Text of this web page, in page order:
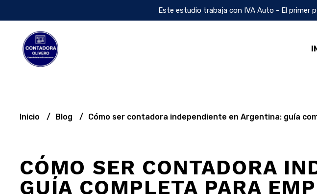
Este estudio trabaja con IVA Auto - El primer
Inicio Blog Cómo ser contadora independiente en Argentina: guía
CÓMO SER CONTADORA
GUÍA COMPLETA PARA